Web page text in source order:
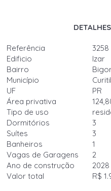
Referência
3258
Edificio
Izar
Bairro
Município
UF
PR
Área privativa
Tipo de uso
Dormitórios
3
Suítes
3
Banheiros
1
Vagas de Garagens
2
Ano de construção
2028
Valor total
R$